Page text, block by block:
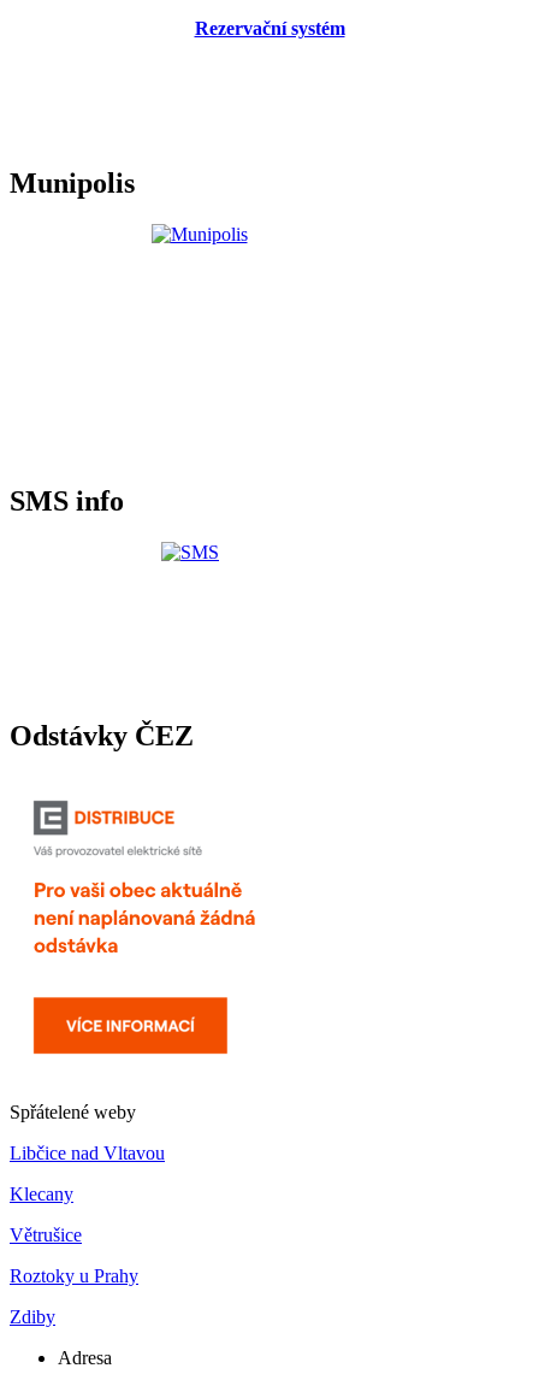
Rezervační systém
Munipolis
SMS info
Odstávky ČEZ
Spřátelené weby
Libčice nad Vltavou
Klecany
Větrušice
Roztoky u Prahy
Zdiby
Adresa